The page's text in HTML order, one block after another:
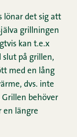
lönar det sig att
grillningen
kan t.e.x
slut på grillen,
med en lång
dvs. inte
behöver
en längre